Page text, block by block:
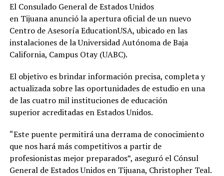
El Consulado General de Estados Unidos
en Tijuana anunció la apertura oficial de un nuevo
Centro de Asesoría EducationUSA, ubicado en las
instalaciones de la Universidad Autónoma de Baja
California, Campus Otay (UABC).
El objetivo es brindar información precisa, completa y
actualizada sobre las oportunidades de estudio en una
de las cuatro mil instituciones de educación
superior acreditadas en Estados Unidos.
“Este puente permitirá una derrama de conocimiento
que nos hará más competitivos a partir de
profesionistas mejor preparados”, aseguró el Cónsul
General de Estados Unidos en Tijuana, Christopher Teal.